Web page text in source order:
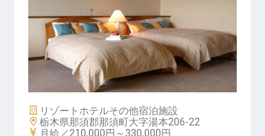
サービススタッフ / 正社員
施設業態
リゾートホテルその他宿泊施設
勤務地
栃木県那須郡那須町大字湯本206-22
給与
月給／210,000円～ 330,000円